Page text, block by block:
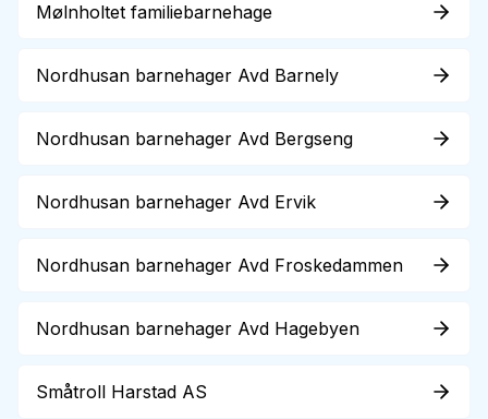
Mølnholtet familiebarnehage
Nordhusan barnehager Avd Barnely
Nordhusan barnehager Avd Bergseng
Nordhusan barnehager Avd Ervik
Nordhusan barnehager Avd Froskedammen
Nordhusan barnehager Avd Hagebyen
Småtroll Harstad AS